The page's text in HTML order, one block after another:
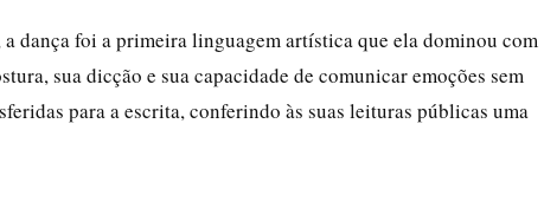
dança foi a primeira linguagem artística que ela dominou com
sua dicção e sua capacidade de comunicar emoções sem
para a escrita, conferindo às suas leituras públicas uma